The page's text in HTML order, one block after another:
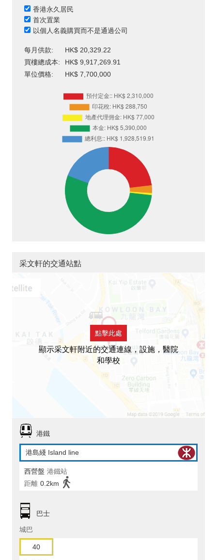
香港永久居民
首次置業
以個人名義購買而不是通過公司
每月供款:
HK$ 20,329.22
買樓總成本:
HK$ 9,917,269.91
單位價格:
HK$ 7,700,000
采文軒的交通站點
點擊此處
顯示采文軒附近的交通連線，設施，醫院
和學校
港鐵
港島綫 Island line
西營盤 港鐵站
距離 0.2km
巴士
城巴
40